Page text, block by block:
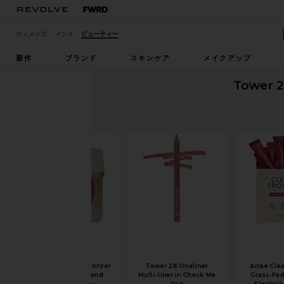
ウィメンズ メンズ ビューティー
新作
ブランド スキンケア メイクアップ
Tower
Summer Fridays Bronzer
Butter Balm in Sand
Tower 28 Oneliner
Multi-liner in Check Me
Arrae
Grass-